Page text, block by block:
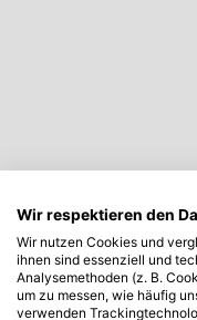
Wir respektieren den
Wir nutzen Cookies und
ihnen sind essenziell und
Analysemethoden (z. B.
um zu messen, wie häufig
verwenden